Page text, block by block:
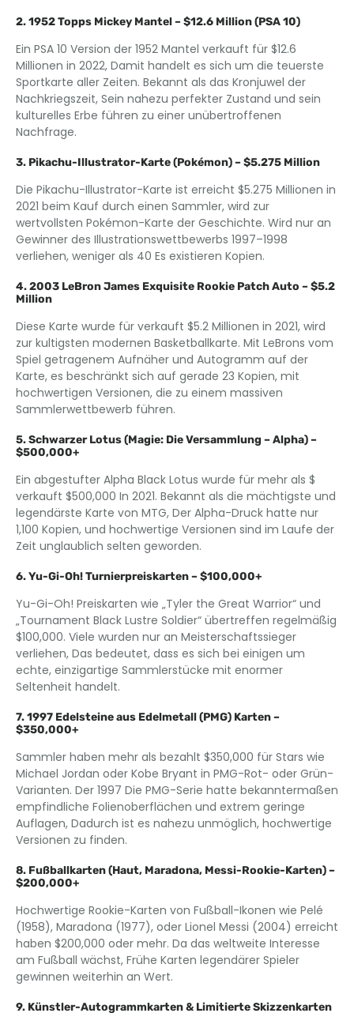
2. 1952 Topps Mickey Mantel – $12.6 Million (PSA 10)
Ein PSA 10 Version der 1952 Mantel verkauft für $12.6
Millionen in 2022, Damit handelt es sich um die teuerste
Sportkarte aller Zeiten. Bekannt als das Kronjuwel der
Nachkriegszeit, Sein nahezu perfekter Zustand und sein
kulturelles Erbe führen zu einer unübertroffenen
Nachfrage.
3. Pikachu-Illustrator-Karte (Pokémon) – $5.275 Million
Die Pikachu-Illustrator-Karte ist erreicht $5.275 Millionen in
2021 beim Kauf durch einen Sammler, wird zur
wertvollsten Pokémon-Karte der Geschichte. Wird nur an
Gewinner des Illustrationswettbewerbs 1997–1998
verliehen, weniger als 40 Es existieren Kopien.
4. 2003 LeBron James Exquisite Rookie Patch Auto – $5.2
Million
Diese Karte wurde für verkauft $5.2 Millionen in 2021, wird
zur kultigsten modernen Basketballkarte. Mit LeBrons vom
Spiel getragenem Aufnäher und Autogramm auf der
Karte, es beschränkt sich auf gerade 23 Kopien, mit
hochwertigen Versionen, die zu einem massiven
Sammlerwettbewerb führen.
5. Schwarzer Lotus (Magie: Die Versammlung – Alpha) –
$500,000+
Ein abgestufter Alpha Black Lotus wurde für mehr als $
verkauft $500,000 In 2021. Bekannt als die mächtigste und
legendärste Karte von MTG, Der Alpha-Druck hatte nur
1,100 Kopien, und hochwertige Versionen sind im Laufe der
Zeit unglaublich selten geworden.
6. Yu-Gi-Oh! Turnierpreiskarten – $100,000+
Yu-Gi-Oh! Preiskarten wie „Tyler the Great Warrior“ und
„Tournament Black Lustre Soldier“ übertreffen regelmäßig
$100,000. Viele wurden nur an Meisterschaftssieger
verliehen, Das bedeutet, dass es sich bei einigen um
echte, einzigartige Sammlerstücke mit enormer
Seltenheit handelt.
7. 1997 Edelsteine ​​aus Edelmetall (PMG) Karten –
$350,000+
Sammler haben mehr als bezahlt $350,000 für Stars wie
Michael Jordan oder Kobe Bryant in PMG-Rot- oder Grün-
Varianten. Der 1997 Die PMG-Serie hatte bekanntermaßen
empfindliche Folienoberflächen und extrem geringe
Auflagen, Dadurch ist es nahezu unmöglich, hochwertige
Versionen zu finden.
8. Fußballkarten (Haut, Maradona, Messi-Rookie-Karten) –
$200,000+
Hochwertige Rookie-Karten von Fußball-Ikonen wie Pelé
(1958), Maradona (1977), oder Lionel Messi (2004) erreicht
haben $200,000 oder mehr. Da das weltweite Interesse
am Fußball wächst, Frühe Karten legendärer Spieler
gewinnen weiterhin an Wert.
9. Künstler-Autogrammkarten & Limitierte Skizzenkarten